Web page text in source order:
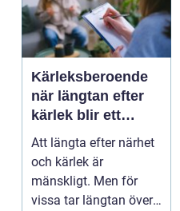
Kärleksberoende
när längtan efter
kärlek blir ett
beroende
Att längta efter närhet
och kärlek är
mänskligt. Men för
vissa tar längtan över